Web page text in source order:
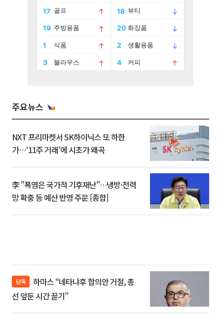
주요뉴스
NXT 프리마켓서 SK하이닉스 또 하한
가⋯‘11주 거래’에 시초가 왜곡
李 "폭염은 국가적 기후재난"…냉방·전력
망 확충 등 예산 반영 주문 [종합]
단독
선 앞둔 시간 끌기”